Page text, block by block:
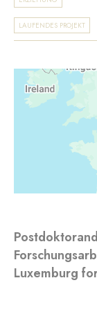
LAUFENDES PROJEKT
Luxemburg